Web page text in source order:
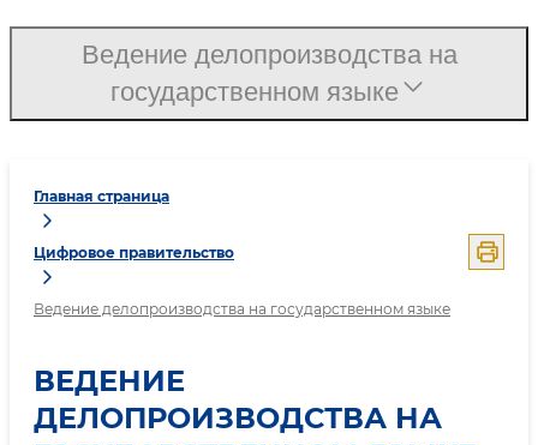
Главная страница
Цифровое правительство
Ведение делопроизводства на государственном языке
ВЕДЕНИЕ
ДЕЛОПРОИЗВОДСТВА НА
Ведение делопроизводства на
государственном языке